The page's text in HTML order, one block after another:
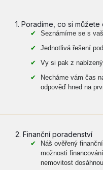
1. Poradíme, co si
Seznámíme se s
Jednotlivá řešení
Vy si pak z
Necháme vám čas
odpověď hned na
2. Finanční poradenství
Náš ověřený
možnosti
nemovitost